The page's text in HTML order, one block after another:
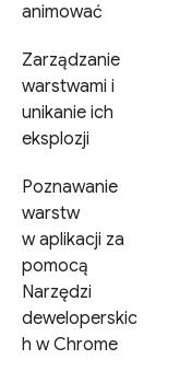
animować
Zarządzanie
warstwami i
unikanie ich
eksplozji
Poznawanie
warstw
w aplikacji za
pomocą
Narzędzi
deweloperskic
h w Chrome